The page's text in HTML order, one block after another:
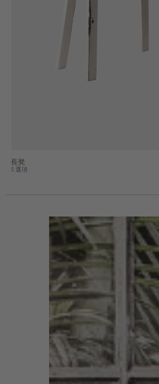
長凳
5 選項
circa17 長凳 - 坐墊
2 選項
kotak U 長凳
2 選項
PI 長凳
4 選項
husky 長凳
5 選項
artisan 長凳
4 選項
outline 長凳
5 選項
dino 長凳
5 選項
east 長凳
vintage 長凳
14 選項